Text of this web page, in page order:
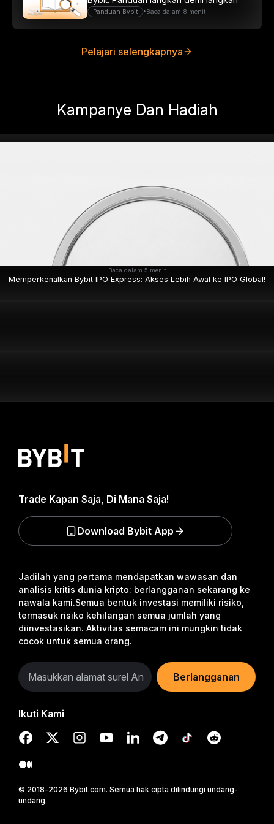
Panduan Bybit • Baca dalam 8 menit
Pelajari selengkapnya
Kampanye Dan Hadiah
Baca dalam 5 menit
Memperkenalkan Bybit IPO Express: Akses Lebih Awal ke IPO Global!
Jadilah yang pertama mendapatkan wawasan dan
analisis kritis dunia kripto: berlangganan sekarang ke
nawala kami.Semua bentuk investasi memiliki risiko,
termasuk risiko kehilangan semua jumlah yang
diinvestasikan. Aktivitas semacam ini mungkin tidak
cocok untuk semua orang.
Berlangganan
Ikuti Kami
© 2018-2026 Bybit.com. Semua hak cipta dilindungi undang-
undang.
Trade Kapan Saja, Di Mana Saja!
Download Bybit App